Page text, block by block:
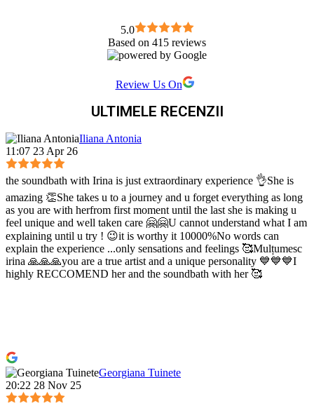
5.0
Based on 415 reviews
Review Us On
ULTIMELE RECENZII
Iliana Antonia
11:07 23 Apr 26
the soundbath with Irina is just extraordinary experience 👌She is
amazing 👏She takes u to a journey and u forget everything as long
as you are with herfrom first moment until the last she is making u
feel unique and well taken care 🤗🤗U cannot understand what I am
explaining until u try ! 😉it is worthy it 10000%No words can
explain the experience ...only sensations and feelings 🥰Mulțumesc
irina 🙏🙏🙏you are a true artist and a unique personality 💙💙💙I
highly RECCOMEND her and the soundbath with her 🥰
Georgiana Tuinete
20:22 28 Nov 25